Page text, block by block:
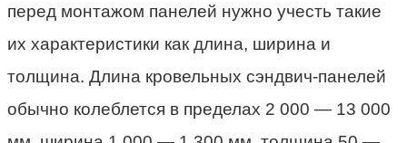
перед монтажом панелей нужно учесть такие
их характеристики как длина, ширина и
толщина. Длина кровельных сэндвич-панелей
обычно колеблется в пределах 2 000 — 13 000